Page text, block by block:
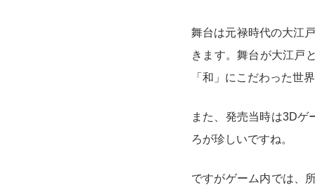
舞台は元禄時代の大江
きます。舞台が大江戸
「和」にこだわった世
また、発売当時は3Dゲ
ろが珍しいですね。
ですがゲーム内では、